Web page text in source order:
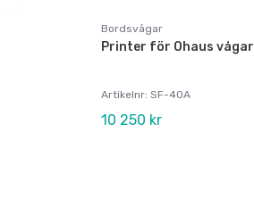
Bordsvågar
Printer för Ohaus vågar
Artikelnr: SF-40A
10 250 kr